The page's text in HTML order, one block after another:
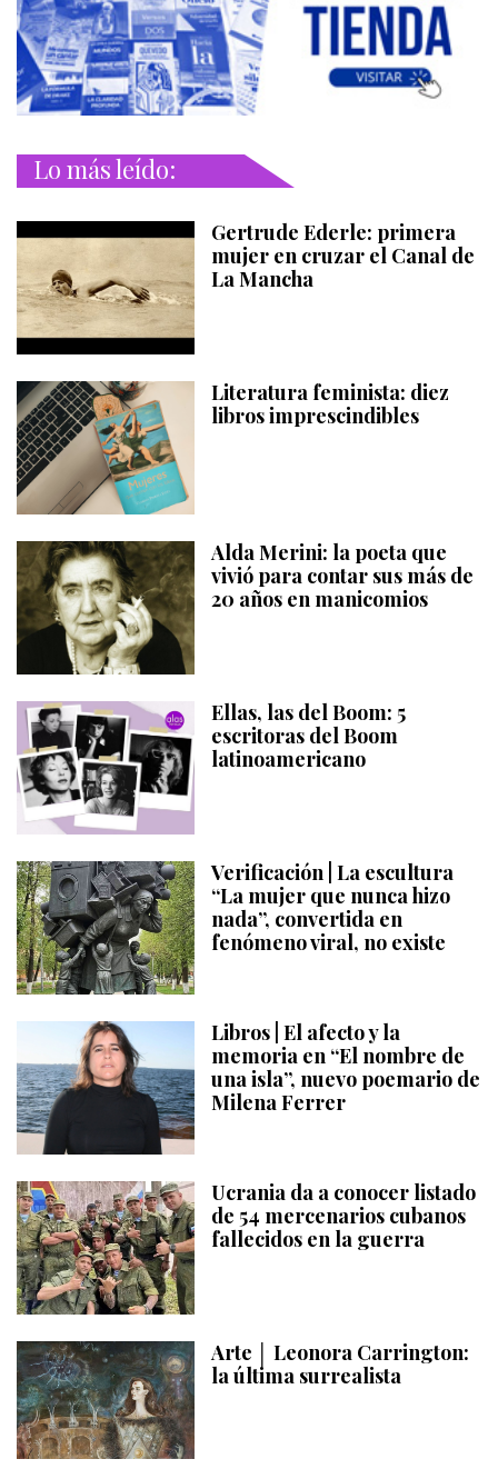
Lo más leído:
Gertrude Ederle: primera
mujer en cruzar el Canal de
La Mancha
Literatura feminista: diez
libros imprescindibles
Alda Merini: la poeta que
vivió para contar sus más de
20 años en manicomios
Ellas, las del Boom: 5
escritoras del Boom
latinoamericano
Verificación | La escultura
“La mujer que nunca hizo
nada”, convertida en
fenómeno viral, no existe
Libros | El afecto y la
memoria en “El nombre de
una isla”, nuevo poemario de
Milena Ferrer
Ucrania da a conocer listado
de 54 mercenarios cubanos
fallecidos en la guerra
Arte │ Leonora Carrington:
la última surrealista